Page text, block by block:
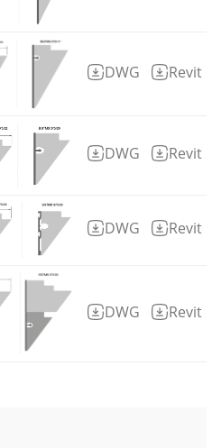
DWG Revit
DWG Revit
DWG Revit
DWG Revit